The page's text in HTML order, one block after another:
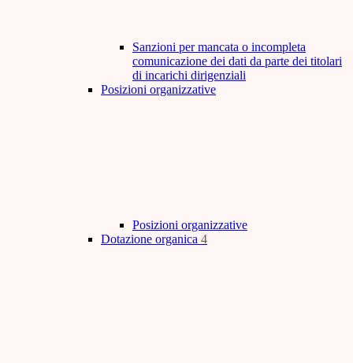
Sanzioni per mancata o incompleta
comunicazione dei dati da parte dei titolari
di incarichi dirigenziali
Posizioni organizzative
Posizioni organizzative
Dotazione organica 4